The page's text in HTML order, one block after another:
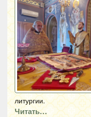
литургии.
Читать…